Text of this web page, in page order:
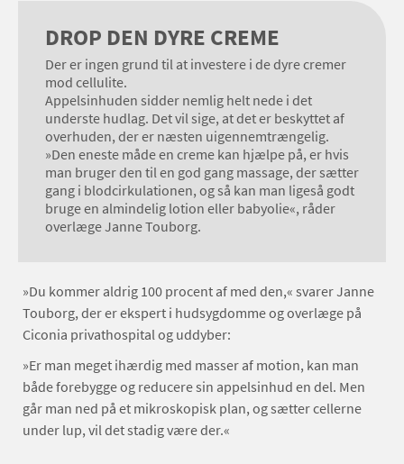
DROP DEN DYRE CREME
Der er ingen grund til at investere i de dyre cremer
mod cellulite.
Appelsinhuden sidder nemlig helt nede i det
underste hudlag. Det vil sige, at det er beskyttet af
overhuden, der er næsten uigennemtrængelig.
»Den eneste måde en creme kan hjælpe på, er hvis
man bruger den til en god gang massage, der sætter
gang i blodcirkulationen, og så kan man ligeså godt
bruge en almindelig lotion eller babyolie«, råder
overlæge Janne Touborg.
»Du kommer aldrig 100 procent af med den,« svarer Janne
Touborg, der er ekspert i hudsygdomme og overlæge på
Ciconia privathospital og uddyber:
»Er man meget ihærdig med masser af motion, kan man
både forebygge og reducere sin appelsinhud en del. Men
går man ned på et mikroskopisk plan, og sætter cellerne
under lup, vil det stadig være der.«